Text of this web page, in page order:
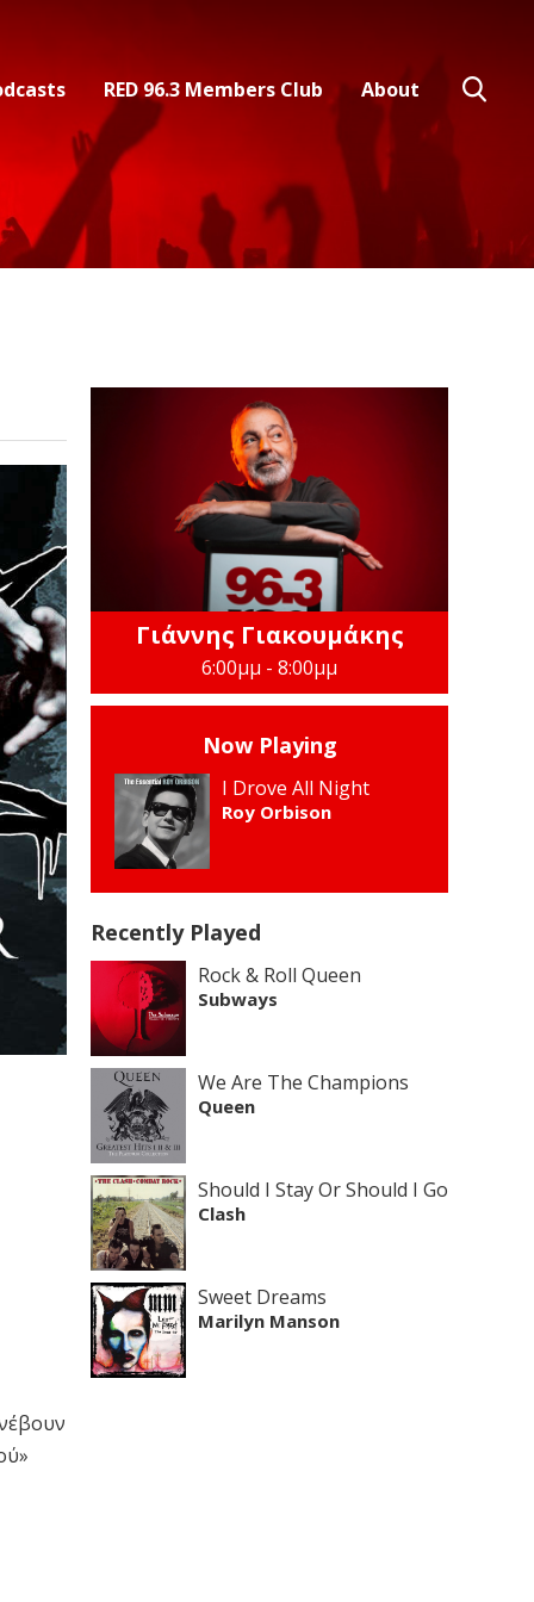
RED 96.3 Members Club About
Γιάννης Γιακουμάκης
6:00μμ - 8:00μμ
Now Playing
I Drove All Night
Roy Orbison
Recently Played
Rock & Roll Queen
Subways
We Are The Champions
Queen
Should I Stay Or Should I Go
Clash
Sweet Dreams
Marilyn Manson